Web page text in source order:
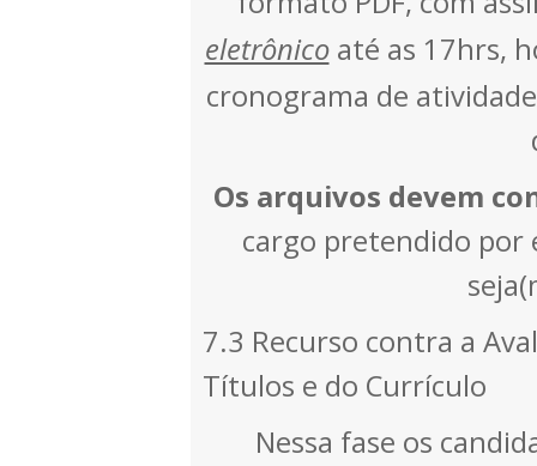
eletrônicoaté as 17hrs,
cronograma de
Os arquivos devem
cargo pretendido por
7.3 Recurso contra a
Títulos e do Currículo
Nessa fase os